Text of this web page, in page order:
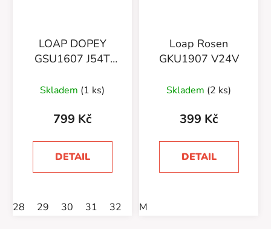
LOAP DOPEY
GSU1607 J54T
Skladem (1 ks)
799 Kč
DETAIL
28 29 30 31 32 33
Loap Rosen
GKU1907 V24V
Skladem (2 ks)
399 Kč
DETAIL
M